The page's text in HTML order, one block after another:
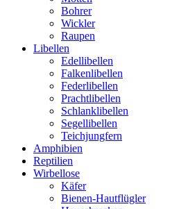
Bohrer
Wickler
Raupen
Libellen
Edellibellen
Falkenlibellen
Federlibellen
Prachtlibellen
Schlanklibellen
Segellibellen
Teichjungfern
Amphibien
Reptilien
Wirbellose
Käfer
Bienen-Hautflügler